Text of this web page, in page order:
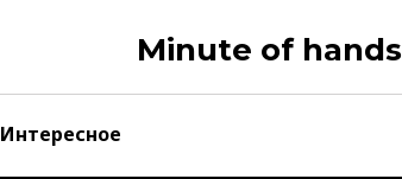
Minute of hands
Интересное